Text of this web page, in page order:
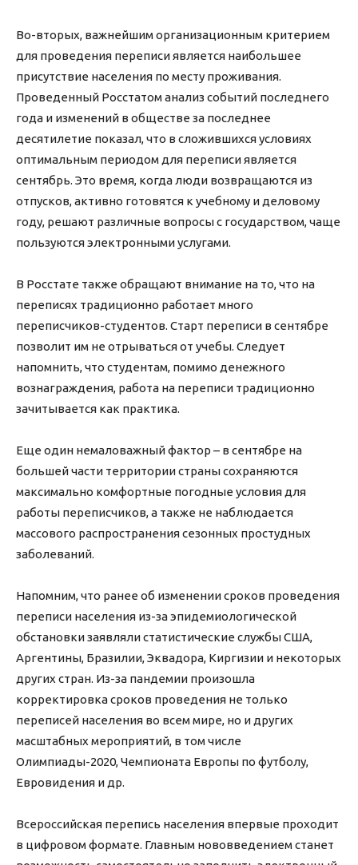
Во-вторых, важнейшим организационным критерием
для проведения переписи является наибольшее
присутствие населения по месту проживания.
Проведенный Росстатом анализ событий последнего
года и изменений в обществе за последнее
десятилетие показал, что в сложившихся условиях
оптимальным периодом для переписи является
сентябрь. Это время, когда люди возвращаются из
отпусков, активно готовятся к учебному и деловому
году, решают различные вопросы с государством, чаще
пользуются электронными услугами.
В Росстате также обращают внимание на то, что на
переписях традиционно работает много
переписчиков-студентов. Старт переписи в сентябре
позволит им не отрываться от учебы. Следует
напомнить, что студентам, помимо денежного
вознаграждения, работа на переписи традиционно
зачитывается как практика.
Еще один немаловажный фактор – в сентябре на
большей части территории страны сохраняются
максимально комфортные погодные условия для
работы переписчиков, а также не наблюдается
массового распространения сезонных простудных
заболеваний.
Напомним, что ранее об изменении сроков проведения
переписи населения из-за эпидемиологической
обстановки заявляли статистические службы США,
Аргентины, Бразилии, Эквадора, Киргизии и некоторых
других стран. Из-за пандемии произошла
корректировка сроков проведения не только
переписей населения во всем мире, но и других
масштабных мероприятий, в том числе
Олимпиады-2020, Чемпионата Европы по футболу,
Евровидения и др.
Всероссийская перепись населения впервые проходит
в цифровом формате. Главным нововведением станет